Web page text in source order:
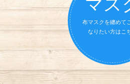
布マスクを纏めて
なりたい方はこ